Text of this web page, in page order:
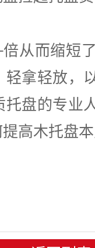
从而缩短
拿轻放，
盘的专业
高木托盘